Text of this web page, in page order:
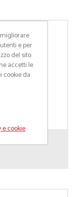
e per
del sito
accetti le
cookie da
cookie